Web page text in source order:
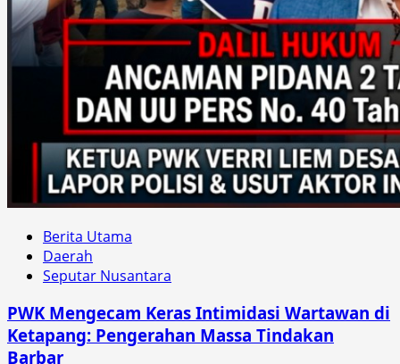
Berita Utama
Daerah
Seputar Nusantara
PWK Mengecam Keras Intimidasi Wartawan di
Ketapang: Pengerahan Massa Tindakan
Barbar